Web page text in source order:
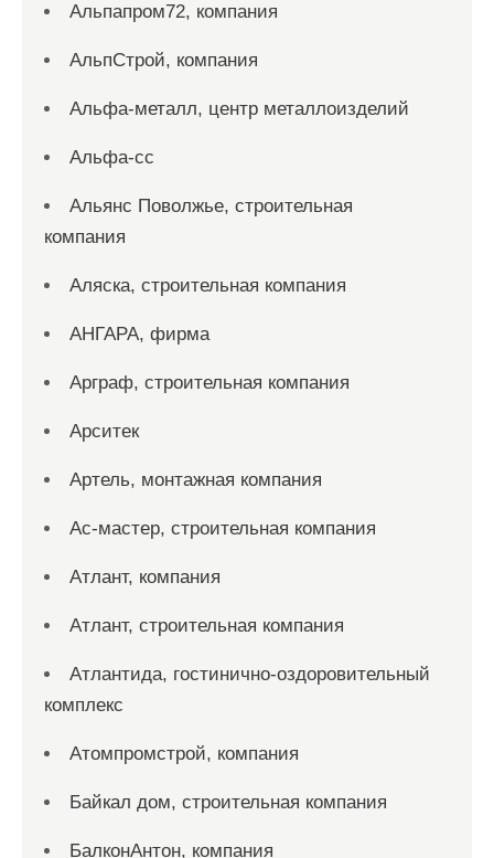
Альпапром72, компания
АльпСтрой, компания
Альфа-металл, центр металлоизделий
Альфа-сс
Альянс Поволжье, строительная
компания
Аляска, строительная компания
АНГАРА, фирма
Арграф, строительная компания
Арситек
Артель, монтажная компания
Ас-мастер, строительная компания
Атлант, компания
Атлант, строительная компания
Атлантида, гостинично-оздоровительный
комплекс
Атомпромстрой, компания
Байкал дом, строительная компания
БалконАнтон, компания